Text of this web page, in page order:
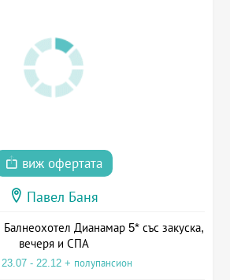
виж офертата
Павел Баня
Дианамар 5* със закуска,
вечеря и СПА
- 22.12 + полупансион